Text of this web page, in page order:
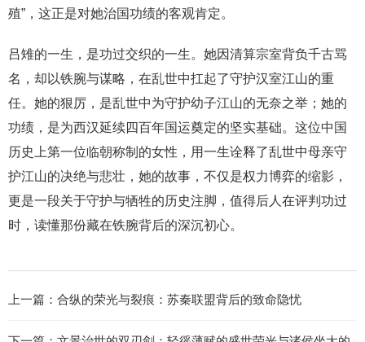
殖”，这正是对她治国功绩的客观肯定。
吕雉的一生，是功过交织的一生。她因清算宗室背负千古骂
名，却以铁腕与谋略，在乱世中扛起了守护汉室江山的重
任。她的狠厉，是乱世中为守护幼子江山的无奈之举；她的
功绩，是为西汉延续四百年国运奠定的坚实基础。这位中国
历史上第一位临朝称制的女性，用一生诠释了乱世中母亲守
护江山的决绝与悲壮，她的故事，不仅是权力博弈的缩影，
更是一段关于守护与牺牲的历史注脚，值得后人在评判功过
时，读懂那份藏在铁腕背后的深沉初心。
上一篇： 合纵的荣光与裂痕：苏秦联盟背后的致命隐忧